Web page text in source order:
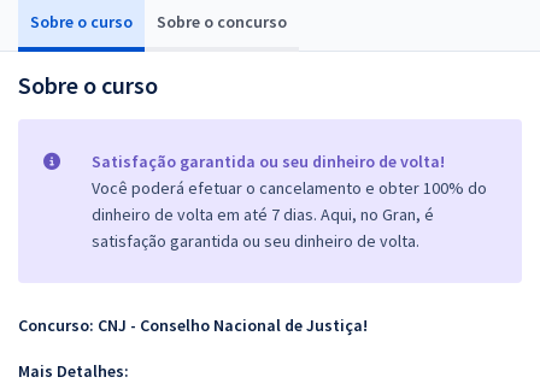
Sobre o curso Sobre o concurso
Sobre o curso
Satisfação garantida ou seu dinheiro de volta!
Você poderá efetuar o cancelamento e obter 100% do
dinheiro de volta em até 7 dias. Aqui, no Gran, é
satisfação garantida ou seu dinheiro de volta.
Concurso: CNJ - Conselho Nacional de Justiça!
Mais Detalhes: